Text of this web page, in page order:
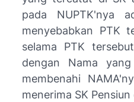
pada NUPTK'nya
menyebabkan PTK
selama PTK
dengan Nama
membenahi
menerima SK